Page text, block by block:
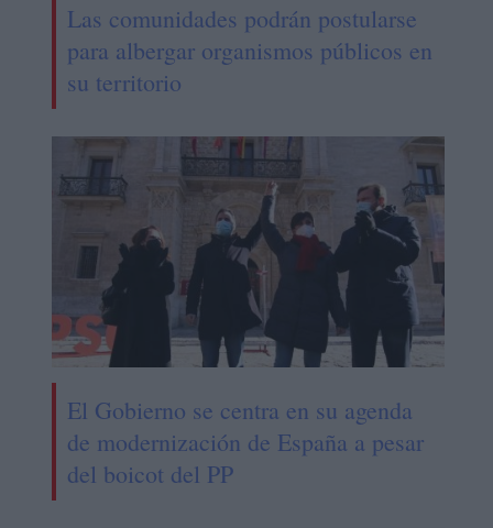
Las comunidades podrán postularse
para albergar organismos públicos en
su territorio
El Gobierno se centra en su agenda
de modernización de España a pesar
del boicot del PP